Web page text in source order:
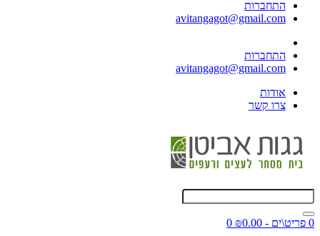
התחברות
avitangagot@gmail.com
התחברות
avitangagot@gmail.com
אודות
צרו קשר
0 פריט\ים - ₪0.00
0